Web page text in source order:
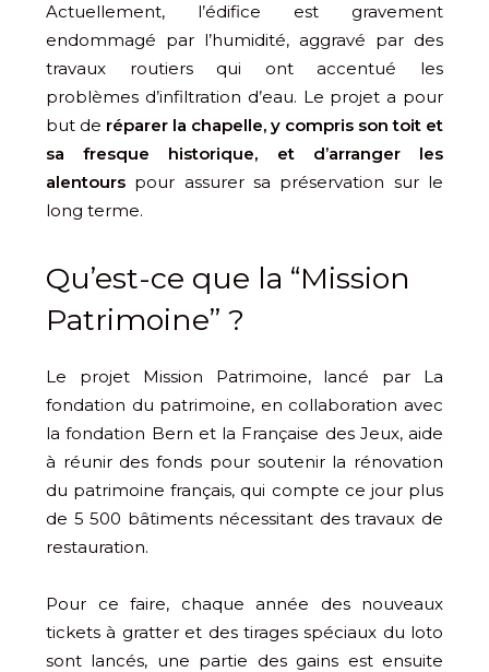
Actuellement, l’édifice est gravement
endommagé par l’humidité, aggravé par des
travaux routiers qui ont accentué les
problèmes d’infiltration d’eau. Le projet a pour
but de réparer la chapelle, y compris son toit et
sa fresque historique, et d’arranger les
alentours pour assurer sa préservation sur le
long terme.
Qu’est-ce que la “Mission
Patrimoine” ?
Le projet Mission Patrimoine, lancé par La
fondation du patrimoine, en collaboration avec
la fondation Bern et la Française des Jeux, aide
à réunir des fonds pour soutenir la rénovation
du patrimoine français, qui compte ce jour plus
de 5 500 bâtiments nécessitant des travaux de
restauration.
Pour ce faire, chaque année des nouveaux
tickets à gratter et des tirages spéciaux du loto
sont lancés, une partie des gains est ensuite